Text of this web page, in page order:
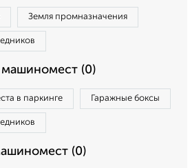
Земля промназначения
(0)
в паркинге Гаражные боксы
(0)